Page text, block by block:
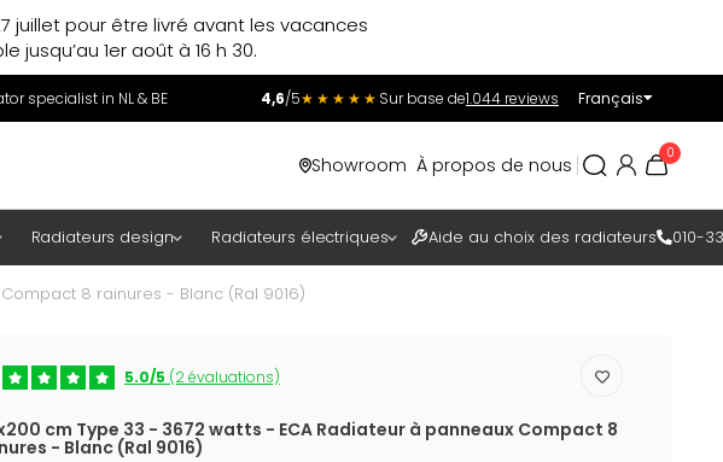
juillet pour être livré avant les vacances
1er août à 16 h 30.
specialist in NL & BE 4,6/5★★★★★ Sur base de1.044 reviews Français
Showroom À propos de nous
0
Radiateurs design Radiateurs électriques Aide au choix des radiateurs 010-
8 rainures - Blanc (Ral 9016)
5.0/5 (2 évaluations)
cm Type 33 - 3672 watts - ECA Radiateur à panneaux Compact 8
- Blanc (Ral 9016)